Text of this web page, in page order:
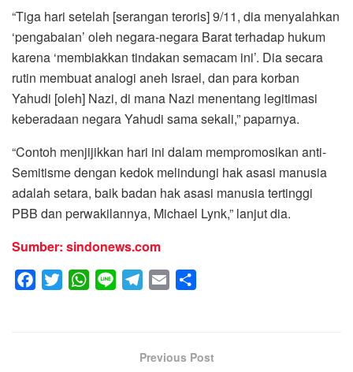
“Tiga hari setelah [serangan teroris] 9/11, dia menyalahkan
‘pengabaian’ oleh negara-negara Barat terhadap hukum
karena ‘membiakkan tindakan semacam ini’. Dia secara
rutin membuat analogi aneh Israel, dan para korban
Yahudi [oleh] Nazi, di mana Nazi menentang legitimasi
keberadaan negara Yahudi sama sekali,” paparnya.
“Contoh menjijikkan hari ini dalam mempromosikan anti-
Semitisme dengan kedok melindungi hak asasi manusia
adalah setara, baik badan hak asasi manusia tertinggi
PBB dan perwakilannya, Michael Lynk,” lanjut dia.
Sumber: sindonews.com
W
g
l
e
Previous Post